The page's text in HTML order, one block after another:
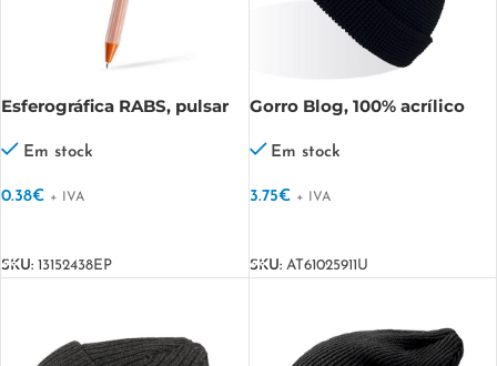
Esferográfica RABS, pulsar
Em stock
0.38€ + IVA
SKU: 13152438EP
Gorro Blog, 100% acrílico
Em stock
3.75€ + IVA
SKU: AT61025911U